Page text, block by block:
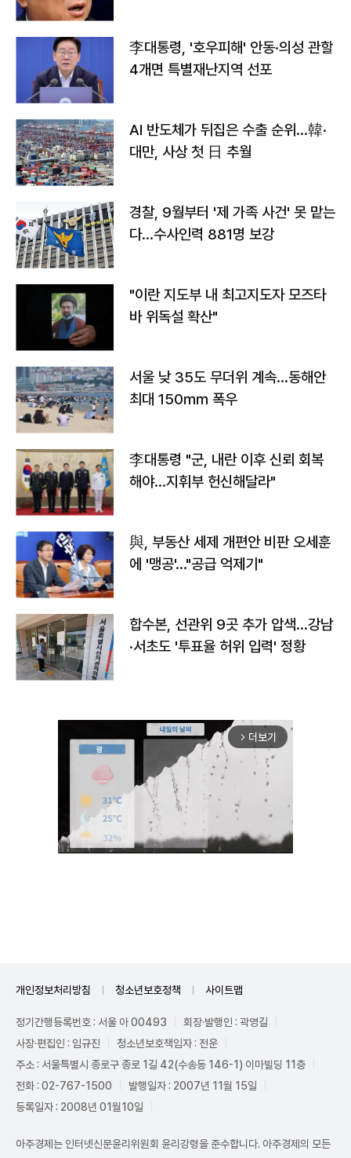
李대통령, '호우피해' 안동·의성 관할
4개면 특별재난지역 선포
AI 반도체가 뒤집은 수출 순위…韓·
대만, 사상 첫 日 추월
경찰, 9월부터 '제 가족 사건' 못 맡는
다…수사인력 881명 보강
"이란 지도부 내 최고지도자 모즈타
바 위독설 확산"
서울 낮 35도 무더위 계속…동해안
최대 150㎜ 폭우
李대통령 "군, 내란 이후 신뢰 회복
해야…지휘부 헌신해달라"
與, 부동산 세제 개편안 비판 오세훈
에 '맹공'…"공급 억제기"
합수본, 선관위 9곳 추가 압색…강남
·서초도 '투표율 허위 입력' 정황
arrow_forward_ios 더보기
개인정보처리방침 청소년보호정책 사이트맵
정기간행등록번호 : 서울 아 00493
회장·발행인 : 곽영길
사장·편집인 : 임규진
청소년보호책임자 : 전운
주소 : 서울특별시 종로구 종로 1길 42(수송동 146-1) 이마빌딩 11층
전화 : 02-767-1500
발행일자 : 2007년 11월 15일
등록일자 : 2008년 01월10일
아주경제는 인터넷신문윤리위원회 윤리강령을 준수합니다. 아주경제의 모든